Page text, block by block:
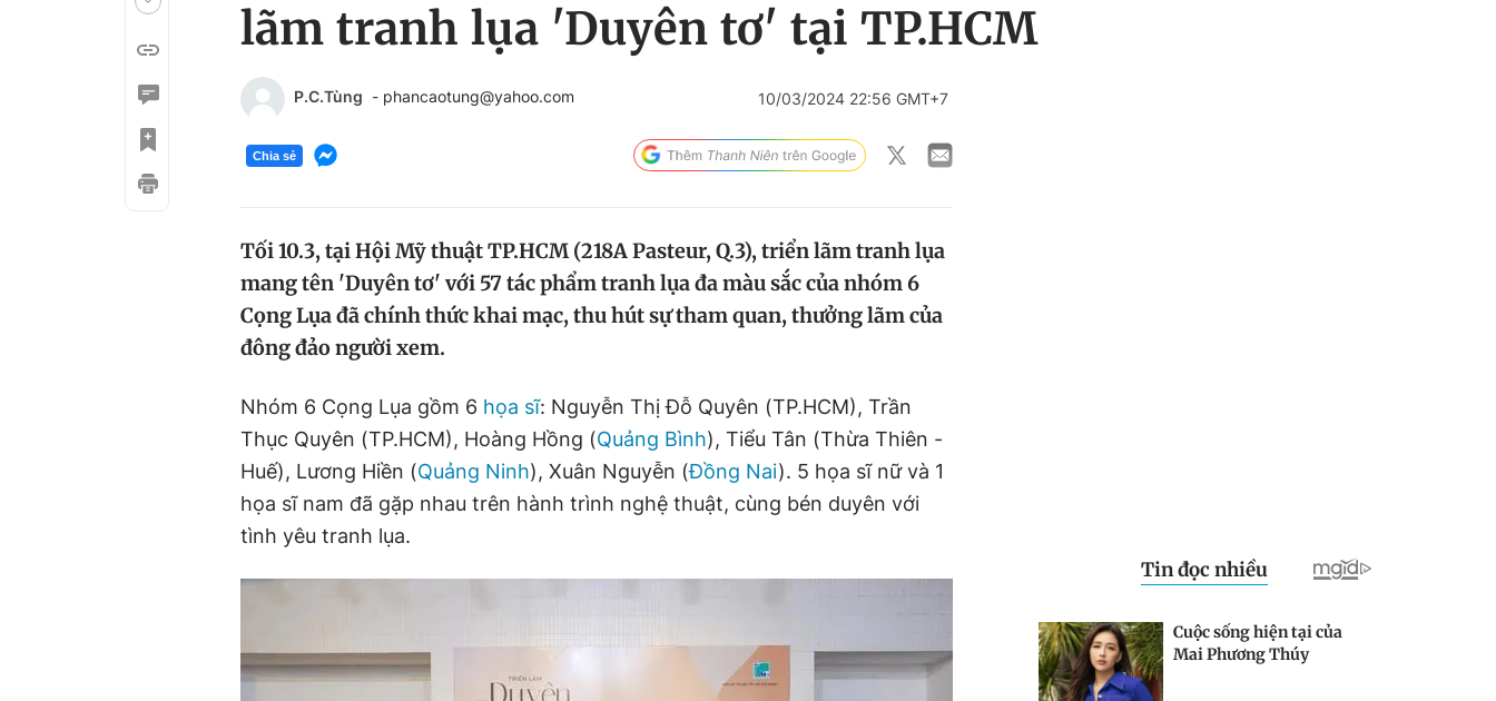
lãm tranh lụa 'Duyên tơ' tại TP.HCM
P.C.Tùng - phancaotung@yahoo.com 10/03/2024 22:56 GMT+7
Chia sẻ
Tối 10.3, tại Hội Mỹ thuật TP.HCM (218A Pasteur, Q.3), triển lãm tranh lụa
mang tên 'Duyên tơ' với 57 tác phẩm tranh lụa đa màu sắc của nhóm 6
Cọng Lụa đã chính thức khai mạc, thu hút sự tham quan, thưởng lãm của
đông đảo người xem.
Nhóm 6 Cọng Lụa gồm 6 họa sĩ: Nguyễn Thị Đỗ Quyên (TP.HCM), Trần
Thục Quyên (TP.HCM), Hoàng Hồng (Quảng Bình), Tiểu Tân (Thừa Thiên -
Huế), Lương Hiền (Quảng Ninh), Xuân Nguyễn (Đồng Nai). 5 họa sĩ nữ và 1
họa sĩ nam đã gặp nhau trên hành trình nghệ thuật, cùng bén duyên với
tình yêu tranh lụa.